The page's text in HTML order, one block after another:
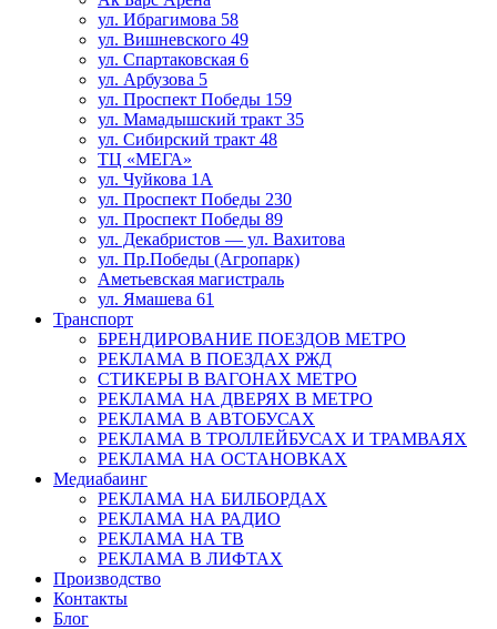
ул. Ибрагимова 58
ул. Вишневского 49
ул. Спартаковская 6
ул. Арбузова 5
ул. Проспект Победы 159
ул. Мамадышский тракт 35
ул. Сибирский тракт 48
ТЦ «МЕГА»
ул. Чуйкова 1А
ул. Проспект Победы 230
ул. Проспект Победы 89
ул. Декабристов — ул. Вахитова
ул. Пр.Победы (Агропарк)
Аметьевская магистраль
ул. Ямашева 61
Транспорт
БРЕНДИРОВАНИЕ ПОЕЗДОВ МЕТРО
РЕКЛАМА В ПОЕЗДАХ РЖД
СТИКЕРЫ В ВАГОНАХ МЕТРО
РЕКЛАМА НА ДВЕРЯХ В МЕТРО
РЕКЛАМА В АВТОБУСАХ
РЕКЛАМА В ТРОЛЛЕЙБУСАХ И ТРАМВАЯХ
РЕКЛАМА НА ОСТАНОВКАХ
Медиабаинг
РЕКЛАМА НА БИЛБОРДАХ
РЕКЛАМА НА РАДИО
РЕКЛАМА НА ТВ
РЕКЛАМА В ЛИФТАХ
Производство
Контакты
Блог